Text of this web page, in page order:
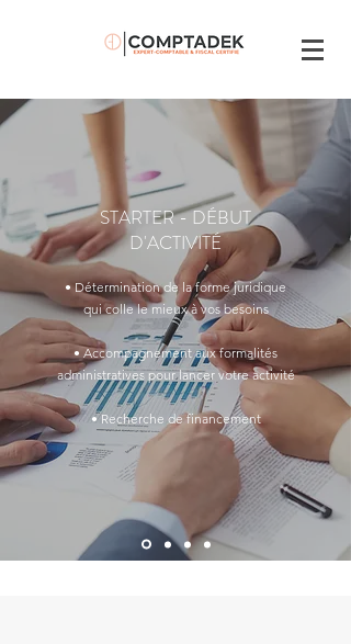
STARTER - DÉBUT
D'ACTIVITÉ
• Détermination de la forme juridique
qui colle le mieux à vos besoins
• Accompagnement aux formalités
administratives pour lancer votre activité
• Recherche de financement